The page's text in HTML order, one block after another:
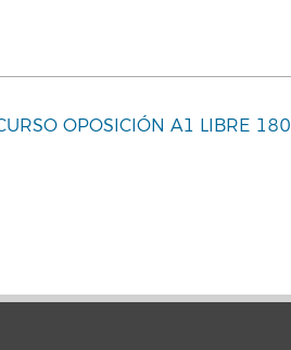
OPOSICIÓN A1 LIBRE